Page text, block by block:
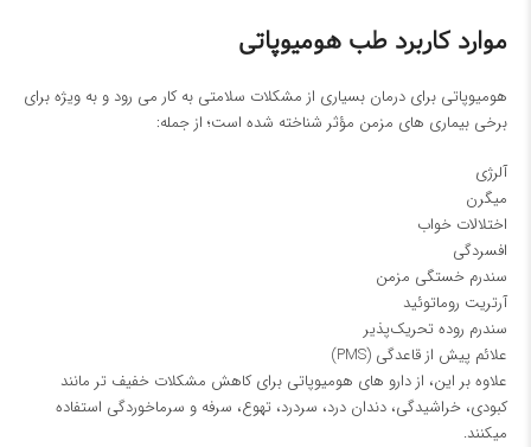
موارد کاربرد طب هومیوپاتی
هومیوپاتی برای درمان بسیاری از مشکلات سلامتی به کار می‌ رود و به ویژه برای
برخی بیماری‌ های مزمن مؤثر شناخته شده است؛ از جمله:
آلرژی
میگرن
اختلالات خواب
افسردگی
سندرم خستگی مزمن
آرتریت روماتوئید
سندرم روده تحریک‌پذیر
علائم پیش از قاعدگی (PMS)
علاوه بر این، از دارو های هومیوپاتی برای کاهش مشکلات خفیف‌ تر مانند
کبودی، خراشیدگی، دندان‌ درد، سردرد، تهوع، سرفه و سرماخوردگی استفاده
میکنند.